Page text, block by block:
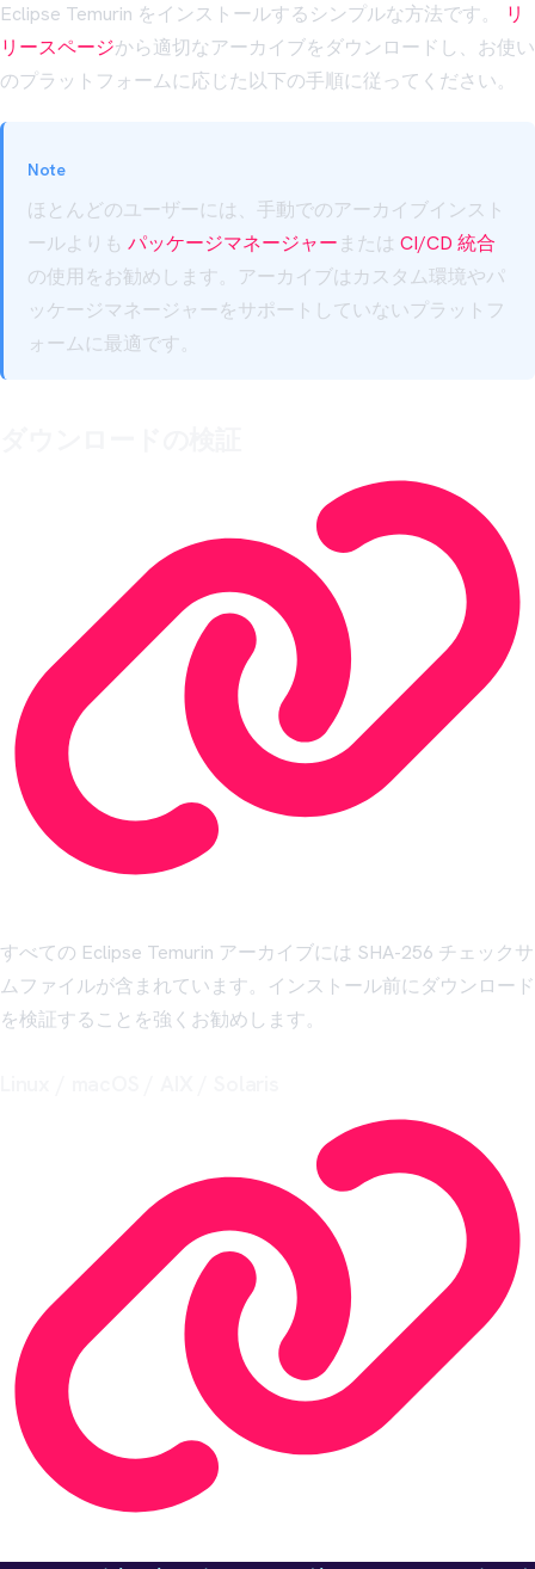
Eclipse Temurin をインストールするシンプルな方法です。
リ
リースページから適切なアーカイブをダウンロードし、お使い
のプラットフォームに応じた以下の手順に従ってください。
Note
ほとんどのユーザーには、手動でのアーカイブインスト
ールよりも パッケージマネージャーまたは CI/CD 統合
の使用をお勧めします。アーカイブはカスタム環境やパ
ッケージマネージャーをサポートしていないプラットフ
ォームに最適です。
すべての Eclipse Temurin アーカイブには SHA-256 チェックサ
ムファイルが含まれています。インストール前にダウンロード
を検証することを強くお勧めします。